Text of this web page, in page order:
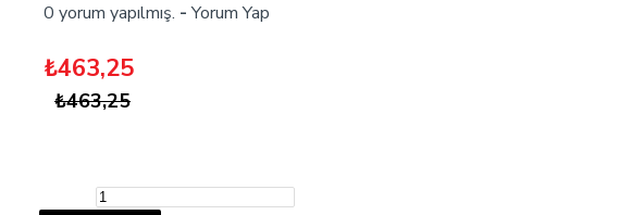
0 yorum yapılmış. - Yorum Yap
₺463,25
₺463,25